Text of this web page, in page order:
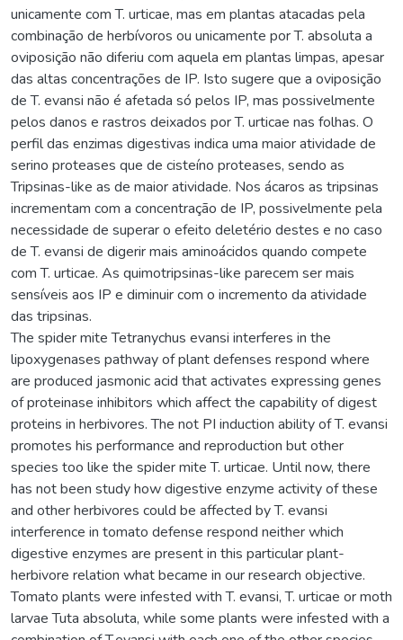
unicamente com T. urticae, mas em plantas atacadas pela
combinação de herbívoros ou unicamente por T. absoluta a
oviposição não diferiu com aquela em plantas limpas, apesar
das altas concentrações de IP. Isto sugere que a oviposição
de T. evansi não é afetada só pelos IP, mas possivelmente
pelos danos e rastros deixados por T. urticae nas folhas. O
perfil das enzimas digestivas indica uma maior atividade de
serino proteases que de cisteíno proteases, sendo as
Tripsinas-like as de maior atividade. Nos ácaros as tripsinas
incrementam com a concentração de IP, possivelmente pela
necessidade de superar o efeito deletério destes e no caso
de T. evansi de digerir mais aminoácidos quando compete
com T. urticae. As quimotripsinas-like parecem ser mais
sensíveis aos IP e diminuir com o incremento da atividade
das tripsinas.
The spider mite Tetranychus evansi interferes in the
lipoxygenases pathway of plant defenses respond where
are produced jasmonic acid that activates expressing genes
of proteinase inhibitors which affect the capability of digest
proteins in herbivores. The not PI induction ability of T. evansi
promotes his performance and reproduction but other
species too like the spider mite T. urticae. Until now, there
has not been study how digestive enzyme activity of these
and other herbivores could be affected by T. evansi
interference in tomato defense respond neither which
digestive enzymes are present in this particular plant-
herbivore relation what became in our research objective.
Tomato plants were infested with T. evansi, T. urticae or moth
larvae Tuta absoluta, while some plants were infested with a